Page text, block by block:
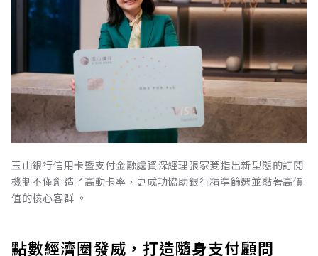
玉山銀行信用卡暨支付金融處資深經理張家菱指出新型態的訂閱
機制不僅創造了高動卡率，更成功協助銀行精準篩選並黏著高價
值的核心客群 。
點數經濟圈發威，打造隨身支付顧問